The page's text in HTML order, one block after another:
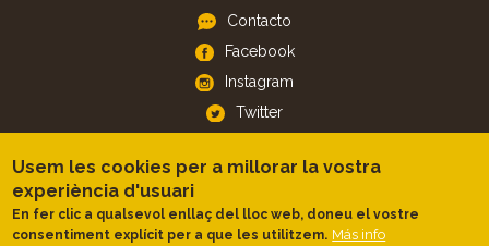
Contacto
Facebook
Instagram
Twitter
APP
iOS
Android
Usem les cookies per a millorar la vostra
experiència d'usuari
En fer clic a qualsevol enllaç del lloc web, doneu el vostre
consentiment explícit per a que les utilitzem. Más info